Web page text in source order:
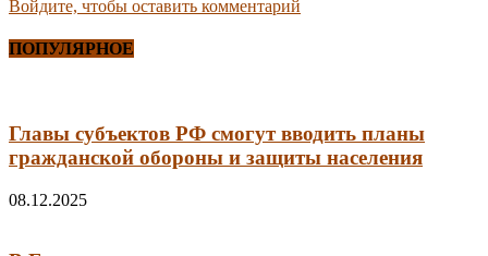
Войдите, чтобы оставить комментарий
ПОПУЛЯРНОЕ
Главы субъектов РФ смогут вводить планы
гражданской обороны и защиты населения
08.12.2025